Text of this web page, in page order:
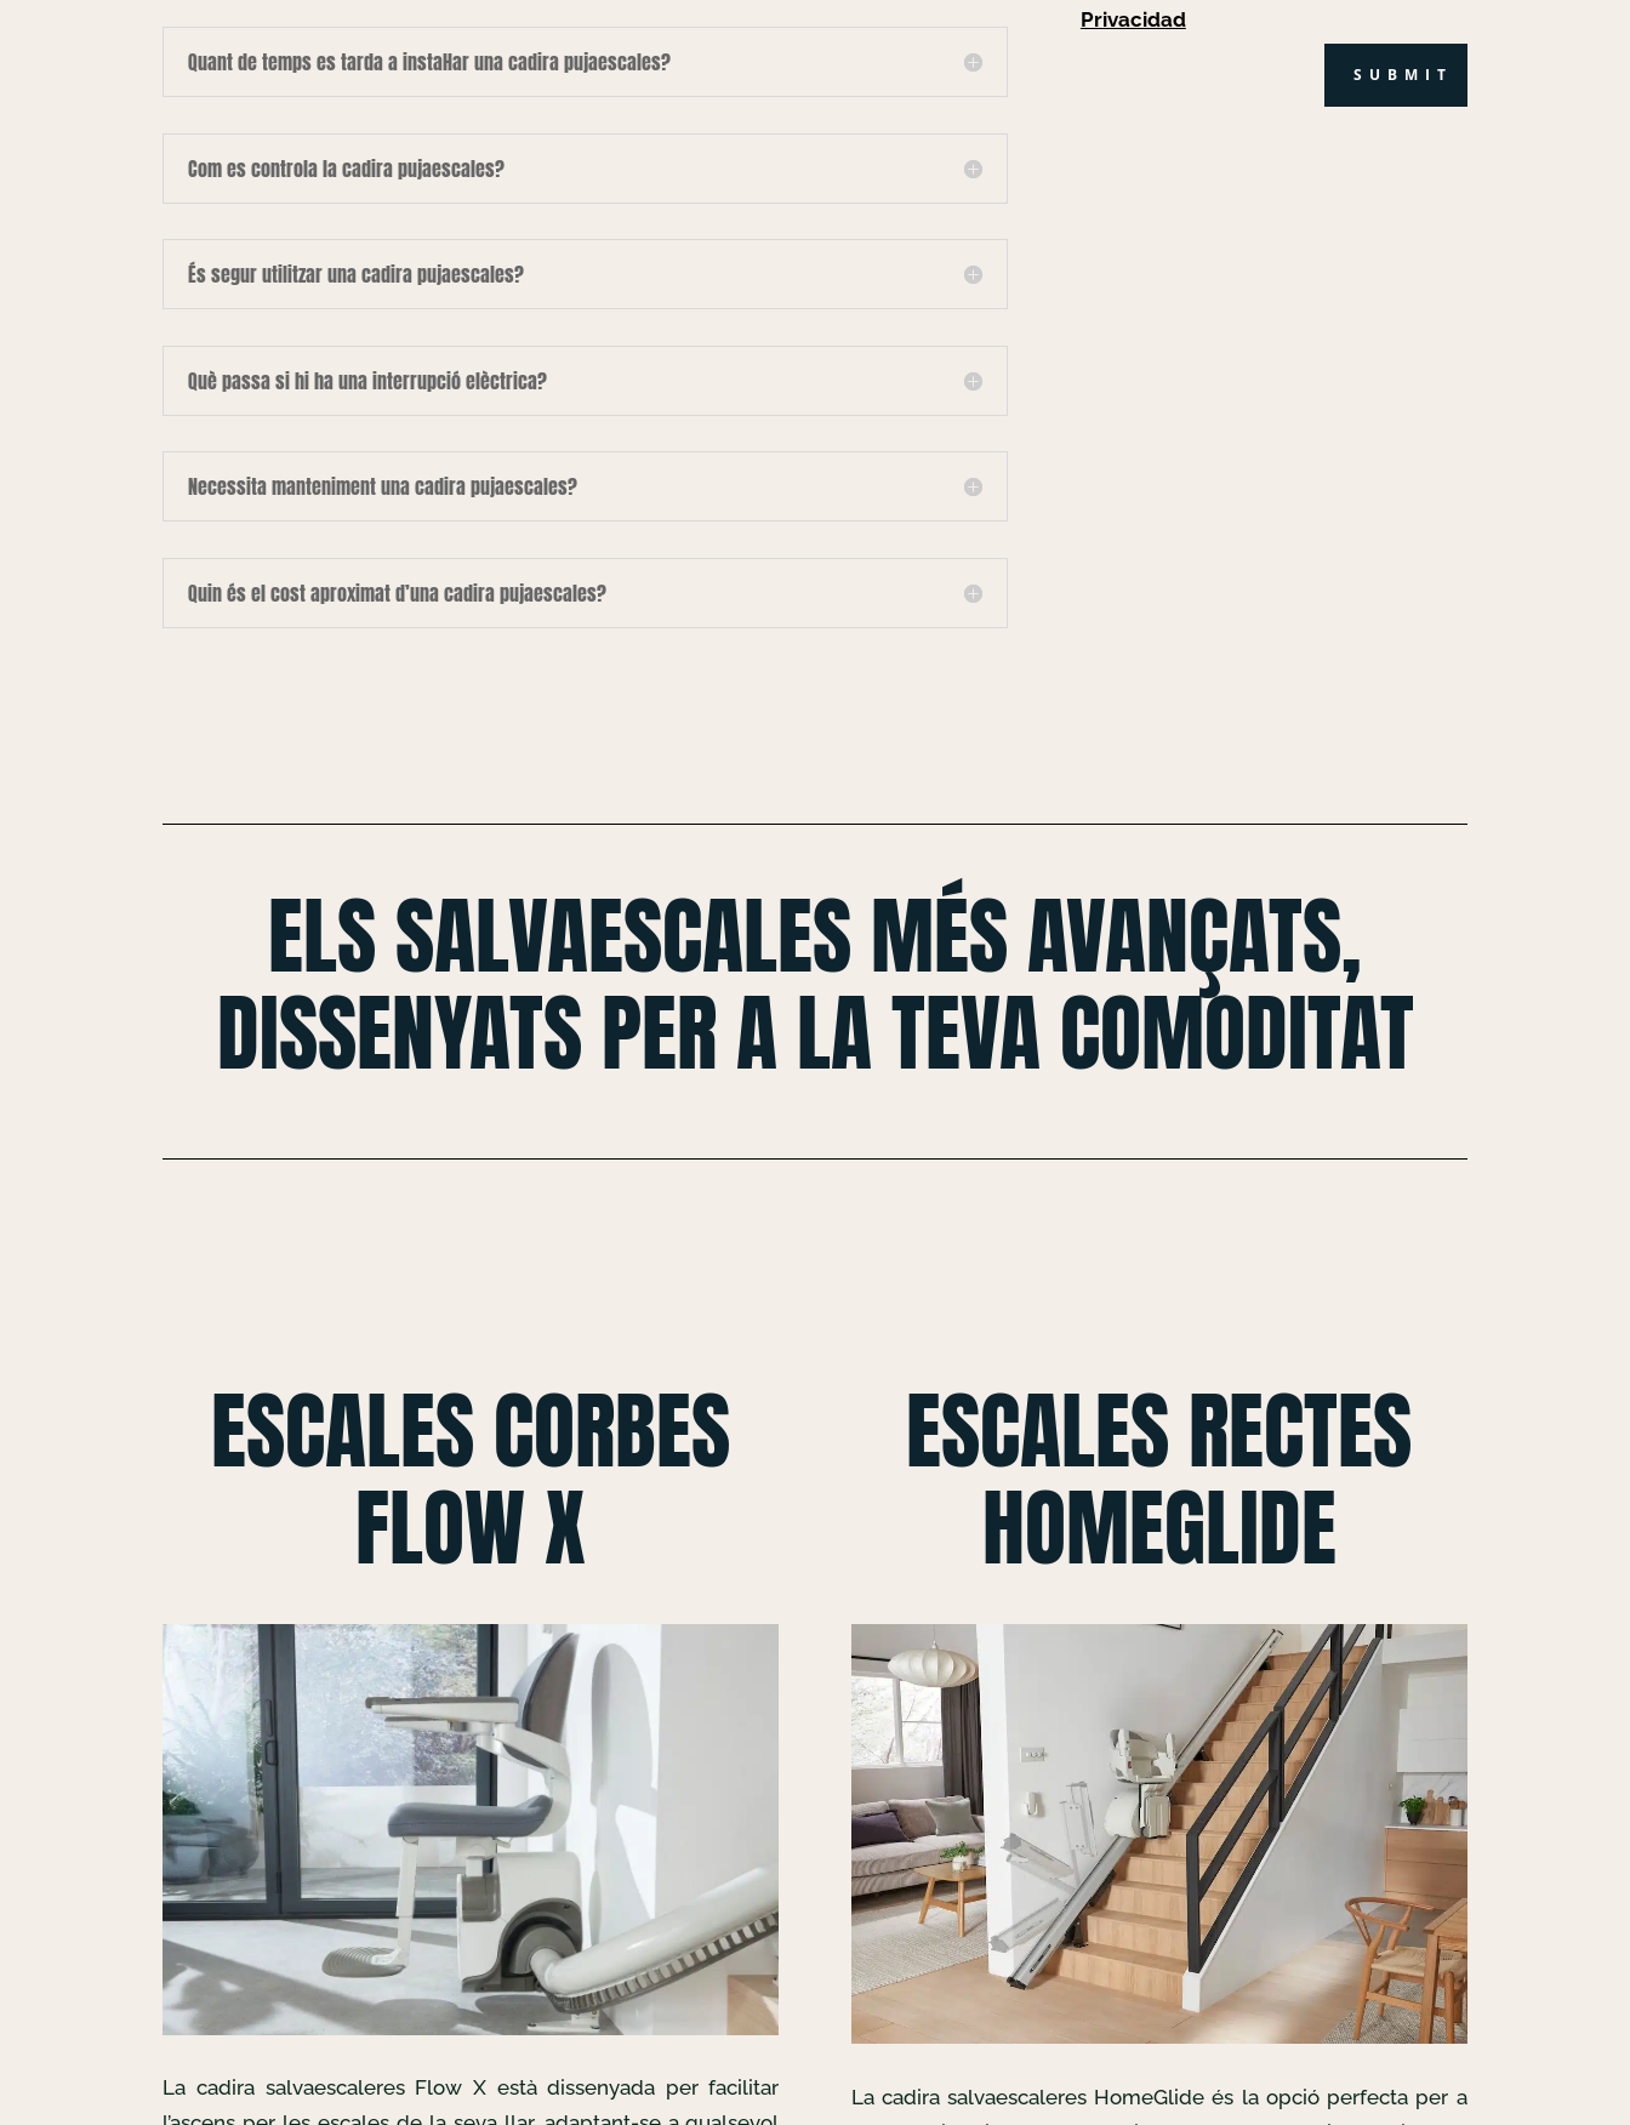
Quant de temps es tarda a instal·lar una cadira pujaescales?
Com es controla la cadira pujaescales?
És segur utilitzar una cadira pujaescales?
Què passa si hi ha una interrupció elèctrica?
Necessita manteniment una cadira pujaescales?
Quin és el cost aproximat d’una cadira pujaescales?
Privacidad
SUBMIT
ELS SALVAESCALES MÉS AVANÇATS,
DISSENYATS PER A LA TEVA COMODITAT
ESCALES CORBES
FLOW X
La cadira salvaescaleres Flow X està dissenyada per facilitar
ESCALES RECTES
HOMEGLIDE
La cadira salvaescaleres HomeGlide és la opció perfecta per a